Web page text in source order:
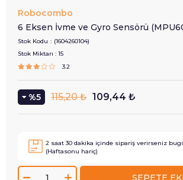
Robocombo
6 Eksen İvme ve Gyro Sensörü
Stok Kodu
(1604260104)
Stok Miktarı : 15
3.2
5 115,20 ₺ 109,44 ₺
2 saat30 dakika içinde sipariş verirseniz
(Haftasonu hariç)